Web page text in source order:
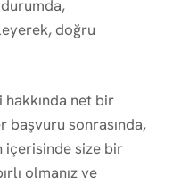
doğru
hakkında net bir
başvuru sonrasında,
içerisinde size bir
olmanız ve